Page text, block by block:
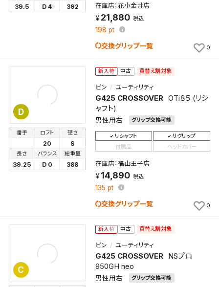
39.5 D 4 392 在庫店：花小金井店
21,880 税込
198 pt
交換グリップ一覧 0
D
新入荷 中古 買替え割対象
ピン ユーティリティ
G425 CROSSOVER OTi８５ (リシ
ャフト)
男性用右 グリップ交換可能
番手 ロフト
20
硬さ
S
長さ
39.25
バランス
D 0
総重量
388
リシャフト
リグリップ
付属品
ヘッドカバー
在庫店：福山王子店
14,890 税込
135 pt
交換グリップ一覧 0
C
新入荷 中古 買替え割対象
ピン ユーティリティ
G425 CROSSOVER
NSプロ
950GH neo
男性用右 グリップ交換可能
検索条件を保存